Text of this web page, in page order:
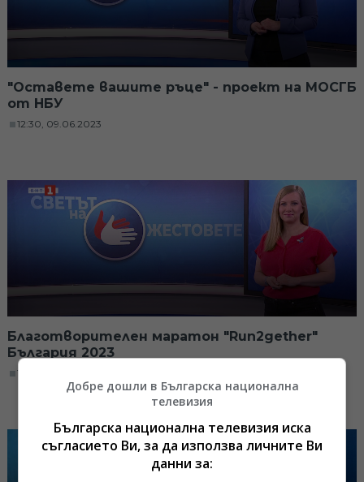
"Оставете вашите ръце" - проект на МОСГБ
от НБУ
12:30, 09.06.2023
Благотворителен маратон "Run2gether"
България 2023
12:30, 02.06.2023
Добре дошли в Българска национална
телевизия
Българска национална телевизия иска
съгласието Ви, за да използва личните Ви
данни за: